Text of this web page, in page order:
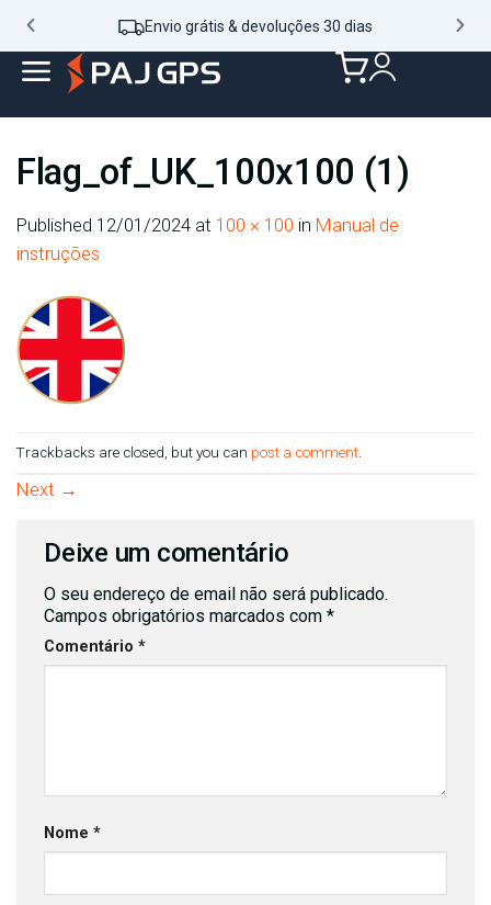
Envio grátis & devoluções 30 dias
Flag_of_UK_100x100 (1)
Published 12/01/2024 at 100 × 100 in Manual de
instruções
Trackbacks are closed, but you can post a comment.
Next →
Deixe um comentário
O seu endereço de email não será publicado.
Campos obrigatórios marcados com *
Comentário *
Nome *